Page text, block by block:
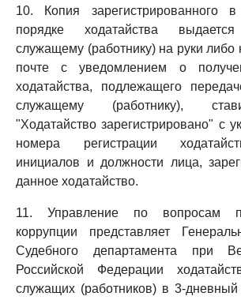
10. Копия зарегистрированного в
порядке ходатайства выдается
служащему (работнику) на руки либо
почте с уведомлением о
ходатайства, подлежащего
служащему (работнику),
"Ходатайство зарегистрировано" с
номера регистрации
инициалов и должности лица,
данное ходатайство.
11. Управление по вопросам
коррупции представляет
Судебного департамента при
Российской Федерации
служащих (работников) в 3-